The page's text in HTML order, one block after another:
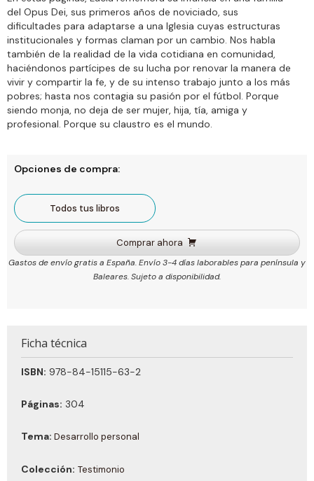
del Opus Dei, sus primeros años de noviciado, sus
dificultades para adaptarse a una Iglesia cuyas estructuras
institucionales y formas claman por un cambio. Nos habla
también de la realidad de la vida cotidiana en comunidad,
haciéndonos partícipes de su lucha por renovar la manera de
vivir y compartir la fe, y de su intenso trabajo junto a los más
pobres; hasta nos contagia su pasión por el fútbol. Porque
siendo monja, no deja de ser mujer, hija, tía, amiga y
profesional. Porque su claustro es el mundo.
Opciones de compra:
Todos tus libros
Comprar ahora
Gastos de envío gratis a España. Envío 3-4 días laborables para península y
Baleares. Sujeto a disponibilidad.
Ficha técnica
ISBN: 978-84-15115-63-2
Páginas: 304
Tema: Desarrollo personal
Colección: Testimonio